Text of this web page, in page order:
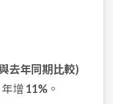
去年同期比較)
增 11% 。